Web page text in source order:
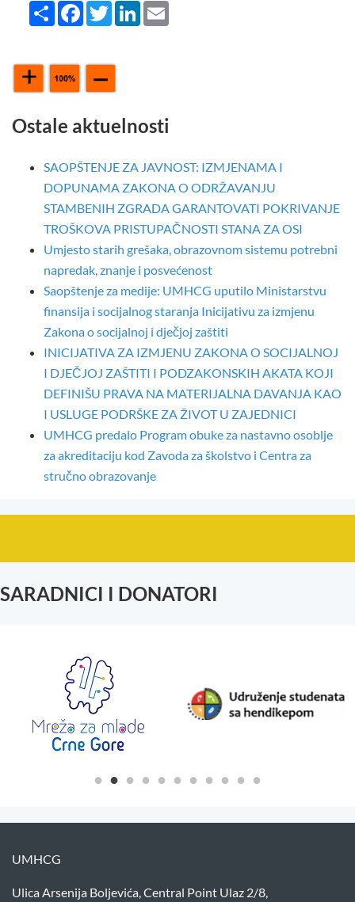
Share FacebookTwitterLinkedIn
Ostale aktuelnosti
SAOPŠTENJE ZA JAVNOST: IZMJENAMA I
DOPUNAMA ZAKONA O ODRŽAVANJU
STAMBENIH ZGRADA GARANTOVATI POKRIVANJE
TROŠKOVA PRISTUPAČNOSTI STANA ZA OSI
Umjesto starih grešaka, obrazovnom sistemu potrebni
napredak, znanje i posvećenost
Saopštenje za medije: UMHCG uputilo Ministarstvu
finansija i socijalnog staranja Inicijativu za izmjenu
Zakona o socijalnoj i dječjoj zaštiti
INICIJATIVA ZA IZMJENU ZAKONA O SOCIJALNOJ
I DJEČJOJ ZAŠTITI I PODZAKONSKIH AKATA KOJI
DEFINIŠU PRAVA NA MATERIJALNA DAVANJA KAO
I USLUGE PODRŠKE ZA ŽIVOT U ZAJEDNICI
UMHCG predalo Program obuke za nastavno osoblje
za akreditaciju kod Zavoda za školstvo i Centra za
stručno obrazovanje
SARADNICI I DONATORI
UMHCG
Ulica Arsenija Boljevića, Central Point Ulaz 2/8,